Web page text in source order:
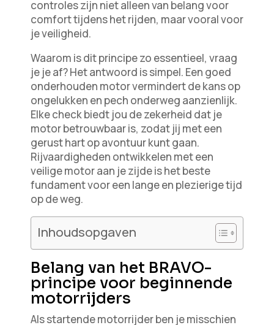
controles zijn niet alleen van belang voor
comfort tijdens het rijden, maar vooral voor
je veiligheid.
Waarom is dit principe zo essentieel, vraag
je je af? Het antwoord is simpel. Een goed
onderhouden motor vermindert de kans op
ongelukken en pech onderweg aanzienlijk.
Elke check biedt jou de zekerheid dat je
motor betrouwbaar is, zodat jij met een
gerust hart op avontuur kunt gaan.
Rijvaardigheden ontwikkelen met een
veilige motor aan je zijde is het beste
fundament voor een lange en plezierige tijd
op de weg.
Inhoudsopgaven
Belang van het BRAVO-
principe voor beginnende
motorrijders
Als startende motorrijder ben je misschien